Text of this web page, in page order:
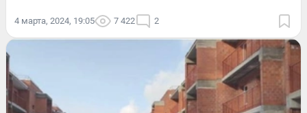
4 марта, 2024, 19:05 7 422 2